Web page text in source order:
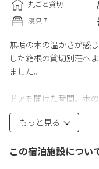
丸ごと貸切
寝具7
無垢の木の温かさが感
した箱根の貸切別荘へ
ました。
ドアを開けた瞬間、木
が高く、広々としたリ
大きなダイニングテー
もっと見る
この宿泊施設につい